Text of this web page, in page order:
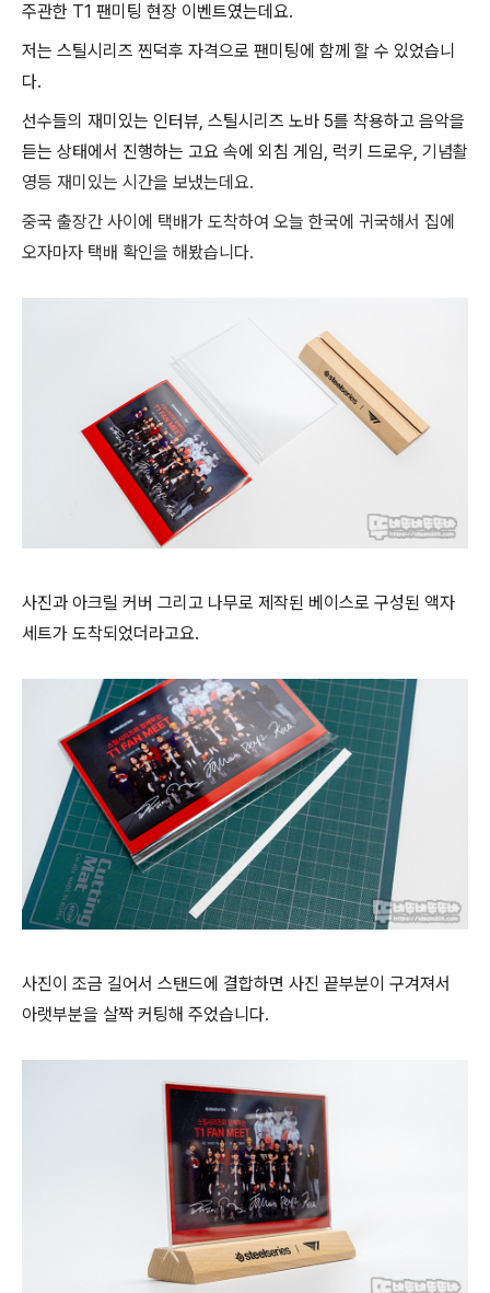
주관한 T1 팬미팅 현장 이벤트였는데요.
저는 스틸시리즈 찐덕후 자격으로 팬미팅에 함께 할 수 있었습니
다.
선수들의 재미있는 인터뷰, 스틸시리즈 노바 5를 착용하고 음악을
듣는 상태에서 진행하는 고요 속에 외침 게임, 럭키 드로우, 기념촬
영등 재미있는 시간을 보냈는데요.
중국 출장간 사이에 택배가 도착하여 오늘 한국에 귀국해서 집에
오자마자 택배 확인을 해봤습니다.
사진과 아크릴 커버 그리고 나무로 제작된 베이스로 구성된 액자
세트가 도착되었더라고요.
사진이 조금 길어서 스탠드에 결합하면 사진 끝부분이 구겨져서
아랫부분을 살짝 커팅해 주었습니다.